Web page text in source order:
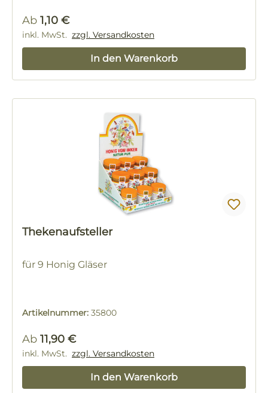
Regulärer Preis:
Ab 1,10 €
inkl. MwSt. zzgl. Versandkosten
In den Warenkorb
Thekenaufsteller
für 9 Honig Gläser
Artikelnummer: 35800
Regulärer Preis:
Ab 11,90 €
inkl. MwSt. zzgl. Versandkosten
In den Warenkorb